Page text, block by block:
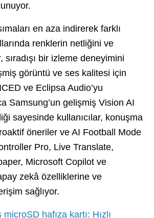
en aza indirerek farklı
renklerin netliğini ve
sıradışı bir izleme deneyimini
görüntü ve ses kalitesi için
ve Eclipsa Audio’yu
Samsung’un gelişmiş Vision AI
sayesinde kullanıcılar, konuşma
öneriler ve AI Football Mode
Pro, Live Translate,
Microsoft Copilot ve
zekâ özelliklerine ve
sağlıyor.
hafıza kartı: Hızlı